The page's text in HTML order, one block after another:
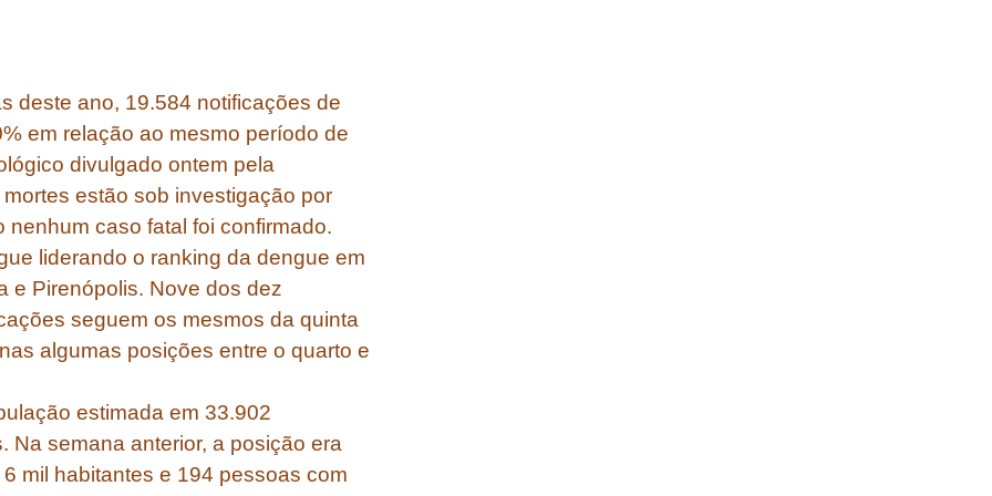
deste ano, 19.584 notificações de
em relação ao mesmo período de
divulgado ontem pela
estão sob investigação por
caso fatal foi confirmado.
liderando o ranking da dengue em
e Pirenópolis. Nove dos dez
seguem os mesmos da quinta
algumas posições entre o quarto e
estimada em 33.902
Na semana anterior, a posição era
mil habitantes e 194 pessoas com